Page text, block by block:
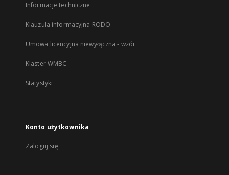
Informacje techniczne
Klauzula informacyjna RODO
Umowa licencyjna niewyłączna - wzór
Klaster WMBC
Statystyki
Konto użytkownika
Zaloguj się